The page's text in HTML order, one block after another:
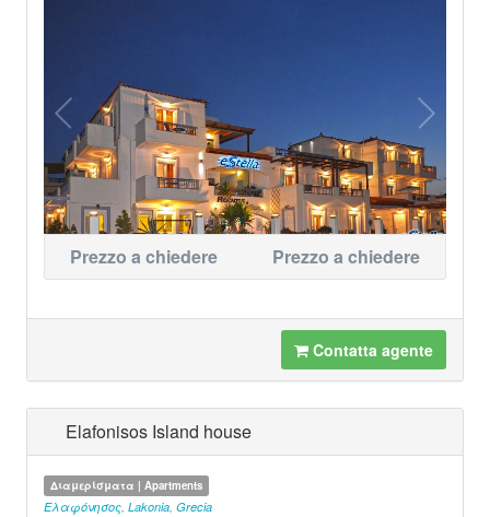
Prezzo a chiedere Prezzo a chiedere
Contatta agente
Elafonisos Island house
Διαμερίσματα | Apartments
Ελαφόνησος, Lakonia, Grecia